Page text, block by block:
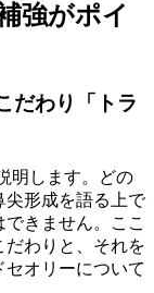
強がポイ
だわり
「トラ
明します。どの
尖形成を語る上で
できません。ここ
だわりと、それを
セオリーについて